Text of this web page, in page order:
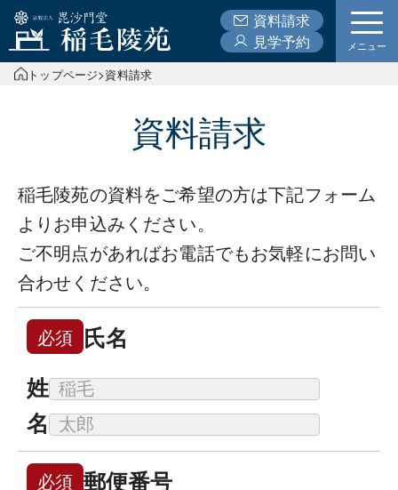
資料請求
見学予約
メニュー
トップページ>資料請求
資料請求
稲毛陵苑の資料をご希望の方は下記フォーム
よりお申込みください。
ご不明点があればお電話でもお気軽にお問い
合わせください。
必須 氏名
姓
名
必須 郵便番号